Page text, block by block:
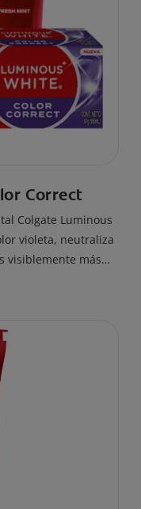
Correct
Colgate Luminous
violeta, neutraliza
visiblemente más